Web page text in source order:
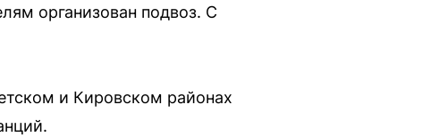
организован подвоз. С
и Кировском районах